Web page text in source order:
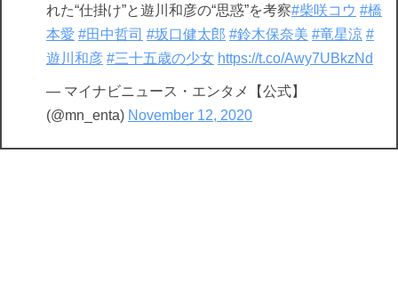
れた“仕掛け”と遊川和彦の“思惑”を考察#柴咲コウ #橋
本愛 #田中哲司 #坂口健太郎 #鈴木保奈美 #竜星涼 #
遊川和彦 #三十五歳の少女 https://t.co/Awy7UBkzNd
— マイナビニュース・エンタメ【公式】
(@mn_enta) November 12, 2020